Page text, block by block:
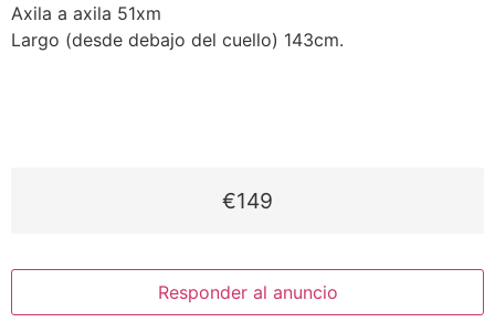
Axila a axila 51xm
Largo (desde debajo del cuello) 143cm.
€149
Responder al anuncio